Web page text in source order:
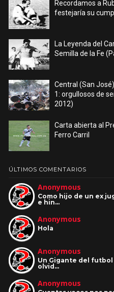
Recordamos a
festejaría su
La Leyenda del
Semilla de la Fe
Central (San
1: orgullosos de
2012)
Carta abierta al
Ferro Carril
ÚLTIMOS COMENTARIOS
Anonymous
Como hijo de un ex
e hin…
Anonymous
Hola
Anonymous
Un Gigante del futbol
olvid…
Anonymous